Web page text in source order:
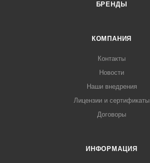
БРЕНДЫ
КОМПАНИЯ
Контакты
Новости
Наши внедрения
Лицензии и сертификаты
Договоры
ИНФОРМАЦИЯ